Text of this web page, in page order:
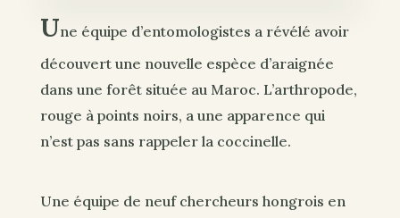
Une équipe d’entomologistes a révélé avoir
découvert une nouvelle espèce d’araignée
dans une forêt située au Maroc. L’arthropode,
rouge à points noirs, a une apparence qui
n’est pas sans rappeler la coccinelle.
Une équipe de neuf chercheurs hongrois en